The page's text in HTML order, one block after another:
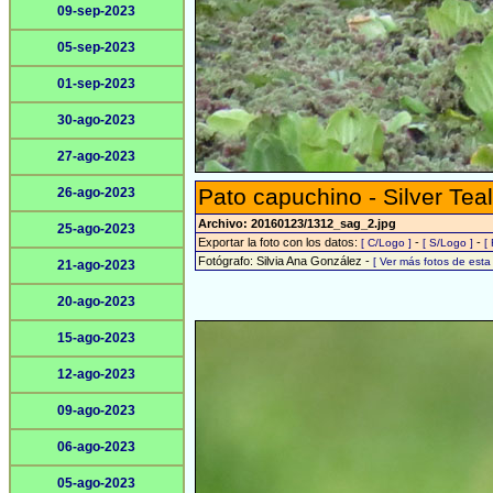
09-sep-2023
05-sep-2023
01-sep-2023
30-ago-2023
27-ago-2023
26-ago-2023
25-ago-2023
21-ago-2023
20-ago-2023
15-ago-2023
12-ago-2023
09-ago-2023
06-ago-2023
05-ago-2023
Pato capuchino - Silver
Archivo: 20160123/1312_sag_2.jpg
Exportar la foto con los datos: [ C/Logo ] - [ S/Logo ] - [
Fotógrafo: Silvia Ana González - [ Ver más fotos de